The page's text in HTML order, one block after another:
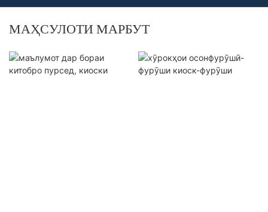
МАҲСУЛОТИ МАРБУТ